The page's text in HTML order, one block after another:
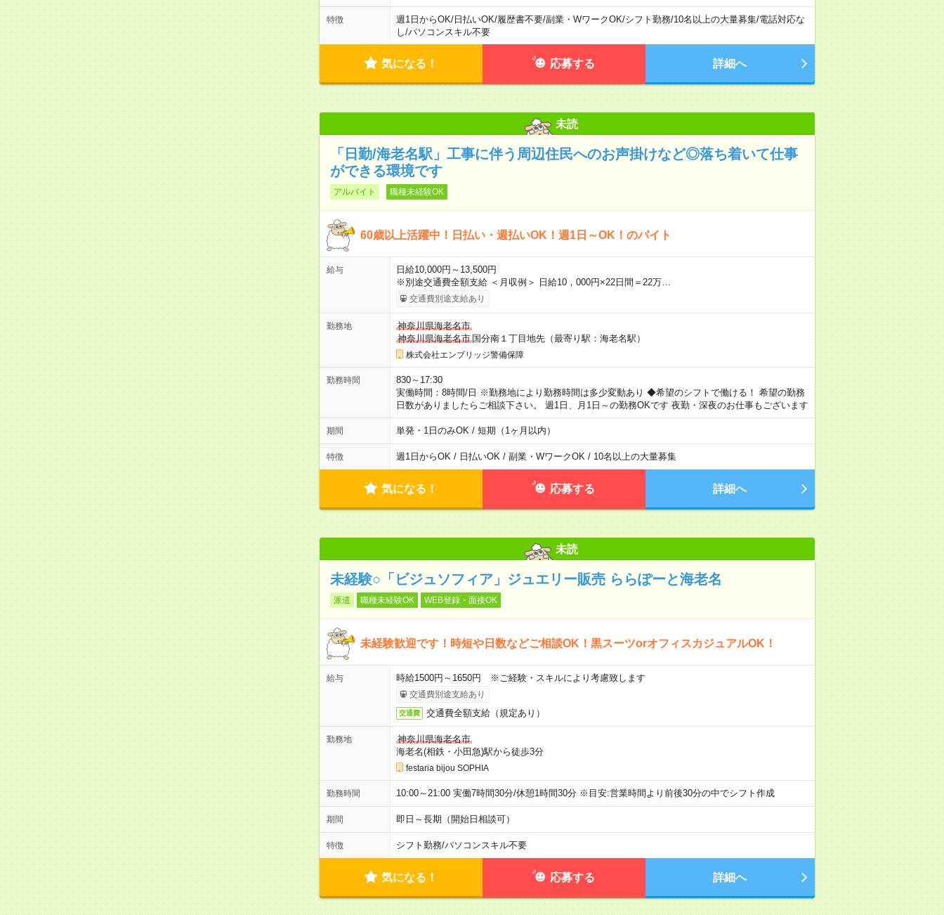
特徴 週1日からOK/日払いOK/履歴書不要/副業・WワークOK/シフト勤務/10名以上の大量募集/電話対応な
し/パソコンスキル不要
気になる！ 応募する 詳細へ
未読
「日勤/海老名駅」工事に伴う周辺住民へのお声掛けなど◎落ち着いて仕事
ができる環境です
アルバイト 職種未経験OK
60歳以上活躍中！日払い・週払いOK！週1日～OK！のバイト
給与
日給10,000円～13,500円
※別途交通費全額支給 ＜月収例＞ 日給10，000円×22日間＝22万…
交通費別途支給あり
勤務地
神奈川県海老名市
神奈川県海老名市国分南１丁目地先（最寄り駅：海老名駅）
株式会社エンブリッジ警備保障
勤務時間
830～17:30
実働時間：8時間/日 ※勤務地により勤務時間は多少変動あり ◆希望のシフトで働ける！ 希望の勤務
日数がありましたらご相談下さい。 週1日、月1日～の勤務OKです 夜勤・深夜のお仕事もございます
期間 単発・1日のみOK / 短期（1ヶ月以内）
特徴 週1日からOK / 日払いOK / 副業・WワークOK / 10名以上の大量募集
気になる！ 応募する 詳細へ
未読
未経験○「ビジュソフィア」ジュエリー販売 ららぽーと海老名
派遣 職種未経験OK WEB登録・面接OK
未経験歓迎です！時短や日数などご相談OK！黒スーツorオフィスカジュアルOK！
給与 時給1500円～1650円 ※ご経験・スキルにより考慮致します
交通費別途支給あり
交通費 交通費全額支給（規定あり）
勤務地
神奈川県海老名市
海老名(相鉄・小田急)駅から徒歩3分
festaria bijou SOPHIA
勤務時間 10:00～21:00 実働7時間30分/休憩1時間30分 ※目安:営業時間より前後30分の中でシフト作成
期間 即日～長期（開始日相談可）
特徴 シフト勤務/パソコンスキル不要
気になる！ 応募する 詳細へ